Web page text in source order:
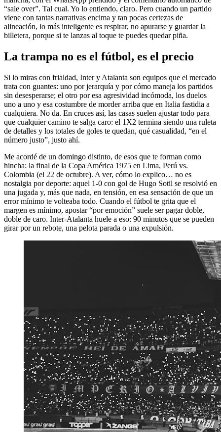
“sale over”. Tal cual. Yo lo entiendo, claro. Pero cuando un partido
viene con tantas narrativas encima y tan pocas certezas de
alineación, lo más inteligente es respirar, no apurarse y guardar la
billetera, porque si te lanzas al toque te puedes quedar piña.
La trampa no es el fútbol, es el precio
Si lo miras con frialdad, Inter y Atalanta son equipos que el mercado
trata con guantes: uno por jerarquía y por cómo maneja los partidos
sin desesperarse; el otro por esa agresividad incómoda, los duelos
uno a uno y esa costumbre de morder arriba que en Italia fastidia a
cualquiera. No da. En cruces así, las casas suelen ajustar todo para
que cualquier camino te salga caro: el 1X2 termina siendo una ruleta
de detalles y los totales de goles te quedan, qué casualidad, “en el
número justo”, justo ahí.
Me acordé de un domingo distinto, de esos que te forman como
hincha: la final de la Copa América 1975 en Lima, Perú vs.
Colombia (el 22 de octubre). A ver, cómo lo explico… no es
nostalgia por deporte: aquel 1-0 con gol de Hugo Sotil se resolvió en
una jugada y, más que nada, en tensión, en esa sensación de que un
error mínimo te volteaba todo. Cuando el fútbol te grita que el
margen es mínimo, apostar “por emoción” suele ser pagar doble,
doble de caro. Inter-Atalanta huele a eso: 90 minutos que se pueden
girar por un rebote, una pelota parada o una expulsión.